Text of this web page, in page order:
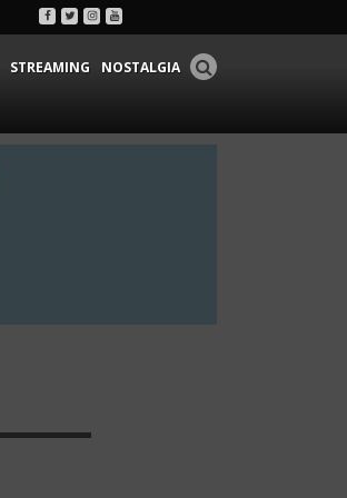
Facebook
Twitter
Instagram
Youtube
STREAMING NOSTALGIA